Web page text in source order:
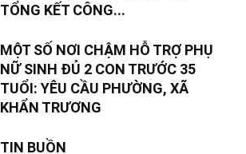
TỔNG KẾT CÔNG...
MỘT SỐ NƠI CHẬM HỖ TRỢ PHỤ
NỮ SINH ĐỦ 2 CON TRƯỚC 35
TUỔI: YÊU CẦU PHƯỜNG, XÃ
KHẨN TRƯƠNG
TIN BUỒN